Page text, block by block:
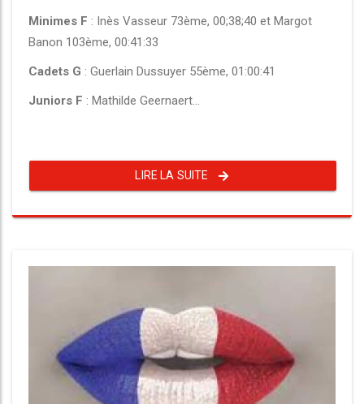
Minimes F : Inès Vasseur 73ème, 00;38;40 et Margot
Banon 103ème, 00:41:33
Cadets G : Guerlain Dussuyer 55ème, 01:00:41
Juniors F : Mathilde Geernaert...
LIRE LA SUITE